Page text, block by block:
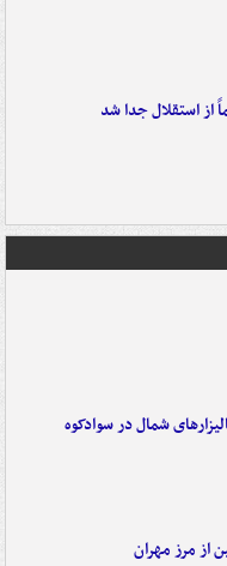
از استقلال جدا شد
شمال در سوادکوه
از مرز مهران